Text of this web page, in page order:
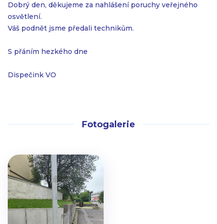
Dobrý den, děkujeme za nahlášení poruchy veřejného
osvětlení.
Váš podnět jsme předali technikům.
S přáním hezkého dne
Dispečink VO
Fotogalerie